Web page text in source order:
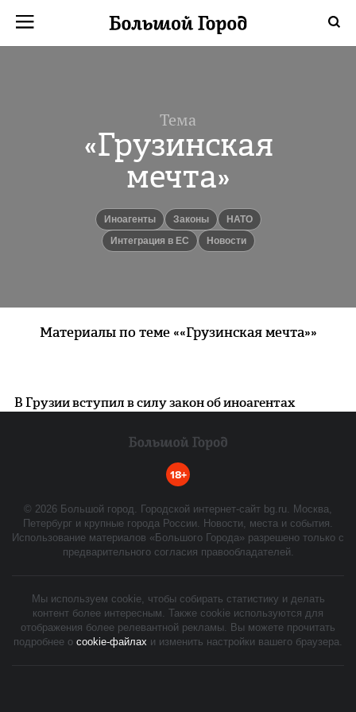
Тема
«Грузинская
мечта»
иноагенты законы
НАТО
интеграция в ЕС
новости
Материалы по теме ««Грузинская мечта»»
В Грузии вступил в силу закон об иноагентах
18+
© 2026 Большой город. Городской интернет-сайт bg.ru. Москва,
Петербург и крупные города России. Новости, места и события.
Использование материалов «Большого Города» разрешено только с
предварительного согласия правообладателей.
Мы используем cookie, чтобы собирать статистику и делать
контент более интересным. Также cookie используются для
отображения более релевантной рекламы. Вы можете прочитать
подробнее о cookie-файлах и изменить настройки вашего браузера.